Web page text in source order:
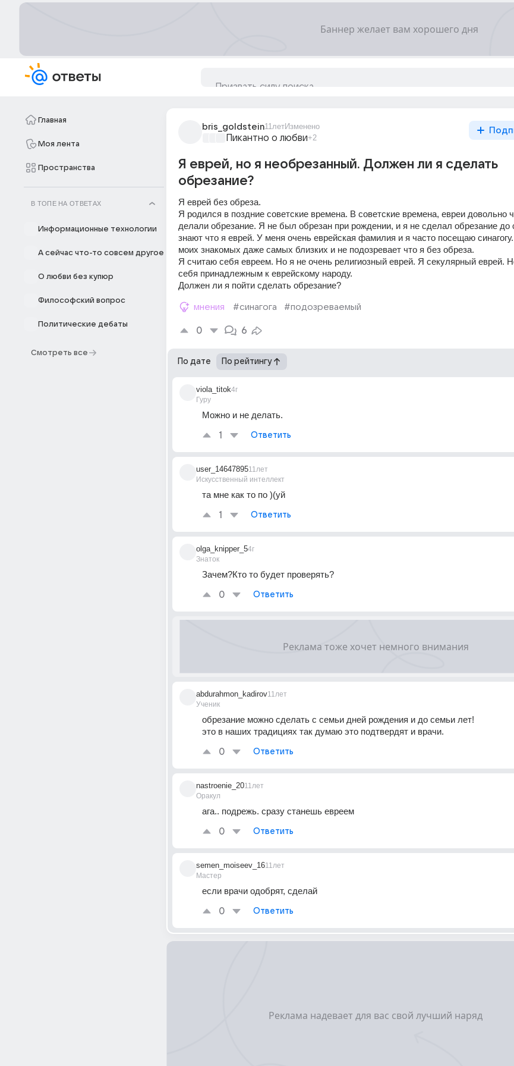
Главная
Моя лента
Пространства
В ТОПЕ НА ОТВЕТАХ
Информационные технологии
А сейчас что-то совсем другое
О любви без купюр
Философский вопрос
Политические дебаты
Смотреть все
bris_goldstein11летИзменено
Пикантно о любви+2
Я еврей, но я необрезанный. Должен ли я сделать
обрезание?
Я еврей без обреза.
Я родился в поздние советские времена. В советские времена, евреи довольно
делали обрезание. Я не был обрезан при рождении, и я не сделал обрезание до
знают что я еврей. У меня очень еврейская фамилия и я часто посещаю
моих знакомых даже самых близких и не подозревает что я без обреза.
Я считаю себя евреем. Но я не очень религиозный еврей. Я секулярный еврей.
себя принадлежным к еврейскому народу.
Должен ли я пойти сделать обрезание?
мнения #синагога #подозреваемый
0 6
По дате По рейтингу
viola_titok
Гуру
4г
Можно и не делать.
1 Ответить
user_14647895
Искусственный интеллект
11лет
та мне как то по )(уй
1 Ответить
olga_knipper_5
Знаток
4г
Зачем?Кто то будет проверять?
0 Ответить
abdurahmon_kadirov
Ученик
11лет
обрезание можно сделать с семьи дней рождения и до семьи лет!
это в наших традициях так думаю это подтвердят и врачи.
0 Ответить
nastroenie_20
Оракул
11лет
ага.. подрежь. сразу станешь евреем
0 Ответить
semen_moiseev_16
Мастер
11лет
если врачи одобрят, сделай
0 Ответить